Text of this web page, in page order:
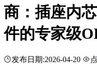
商：插座内
件的专家级
发布日期:2026-04-20